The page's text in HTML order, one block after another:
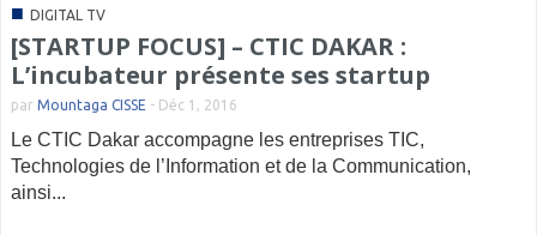
■ DIGITAL TV
[STARTUP FOCUS] – CTIC DAKAR :
L’incubateur présente ses startup
par Mountaga CISSE - Déc 1, 2016
Le CTIC Dakar accompagne les entreprises TIC,
Technologies de l’Information et de la Communication,
ainsi...